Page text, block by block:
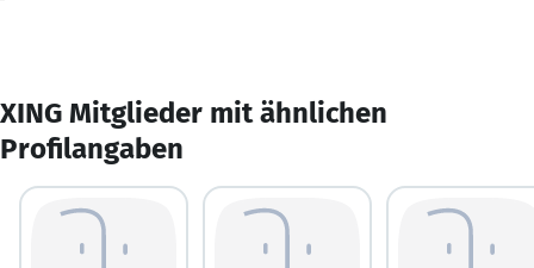
XING Mitglieder mit ähnlichen
Profilangaben